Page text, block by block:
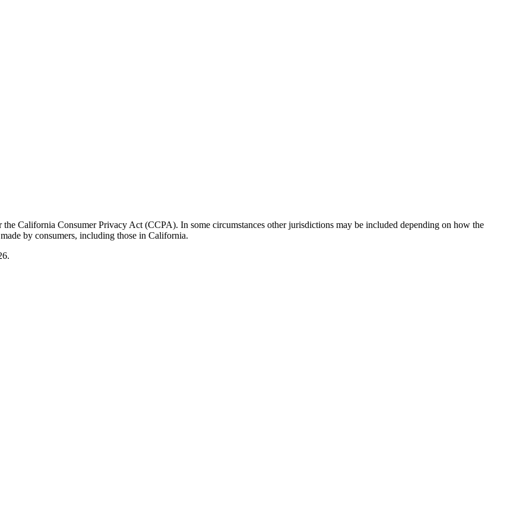
California Consumer Privacy Act (CCPA). In some circumstances other jurisdictions may be included depending on how the
by consumers, including those in California.